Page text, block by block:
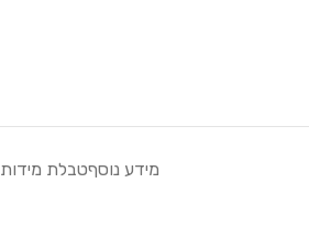
מידע נוסףטבלת מידות